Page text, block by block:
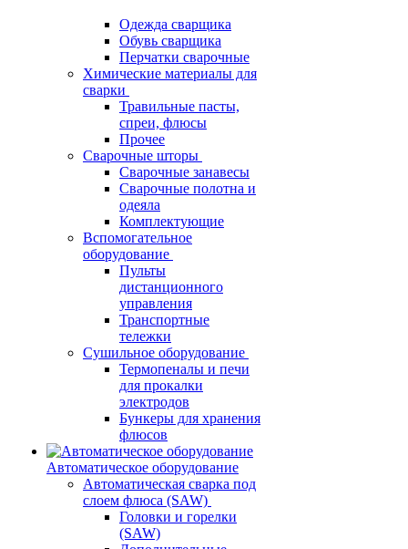
Одежда сварщика
Обувь сварщика
Перчатки сварочные
Химические материалы для
сварки
Травильные пасты,
спреи, флюсы
Прочее
Сварочные шторы
Сварочные занавесы
Сварочные полотна и
одеяла
Комплектующие
Вспомогательное
оборудование
Пульты
дистанционного
управления
Транспортные
тележки
Сушильное оборудование
Термопеналы и печи
для прокалки
электродов
Бункеры для хранения
флюсов
Автоматическое оборудование
Автоматическая сварка под
слоем флюса (SAW)
Головки и горелки
(SAW)